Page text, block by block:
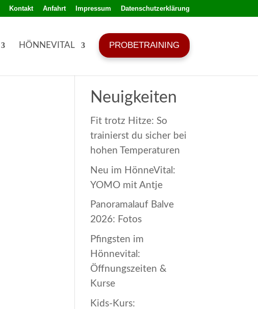
Kontakt Anfahrt Impressum Datenschutzerklärung
HÖNNEVITAL PROBETRAINING
Neuigkeiten
Fit trotz Hitze: So
trainierst du sicher bei
hohen Temperaturen
Neu im HönneVital:
YOMO mit Antje
Panoramalauf Balve
2026: Fotos
Pfingsten im
Hönnevital:
Öffnungszeiten &
Kurse
Kids-Kurs: